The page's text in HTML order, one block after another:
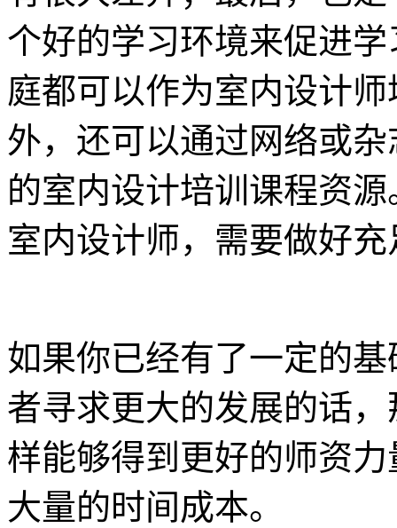
个好的学习环境来促进
庭都可以作为室内设计
外，还可以通过网络或
的室内设计培训课程资
室内设计师，需要做好
如果你已经有了一定的
者寻求更大的发展的话
样能够得到更好的师资
大量的时间成本。